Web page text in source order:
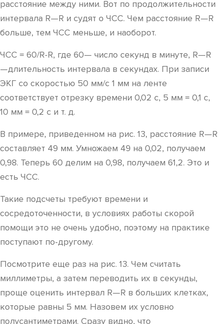
расстояние между ними. Вот по продолжительности
интервала R—R и судят о ЧСС. Чем расстояние R—R
больше, тем ЧСС меньше, и наоборот.
ЧСС = 60/R-R, где 60— число секунд в минуте, R—R
—длительность интервала в секундах. При записи
ЭКГ со скоростью 50 мм/с 1 мм на ленте
соответствует отрезку времени 0,02 с, 5 мм = 0,1 с,
10 мм = 0,2 с и т. д.
В примере, приведенном на рис. 13, расстояние R—R
составляет 49 мм. Умножаем 49 на 0,02, получаем
0,98. Теперь 60 делим на 0,98, получаем 61,2. Это и
есть ЧСС.
Такие подсчеты требуют времени и
сосредоточенности, в условиях работы скорой
помощи это не очень удобно, поэтому на практике
поступают по-другому.
Посмотрите еще раз на рис. 13. Чем считать
миллиметры, а затем переводить их в секунды,
проще оценить интервал R—R в больших клетках,
которые равны 5 мм. Назовем их условно
полусантиметрами. Сразу видно, что